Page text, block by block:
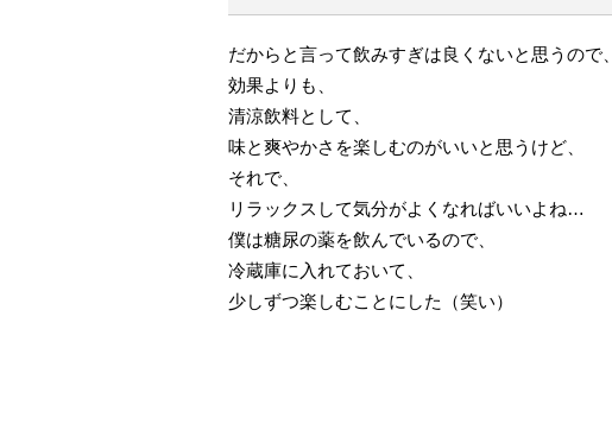
だからと言って飲みすぎは良くないと思うので、
効果よりも、
清涼飲料として、
味と爽やかさを楽しむのがいいと思うけど、
それで、
リラックスして気分がよくなればいいよね…
僕は糖尿の薬を飲んでいるので、
冷蔵庫に入れておいて、
少しずつ楽しむことにした（笑い）